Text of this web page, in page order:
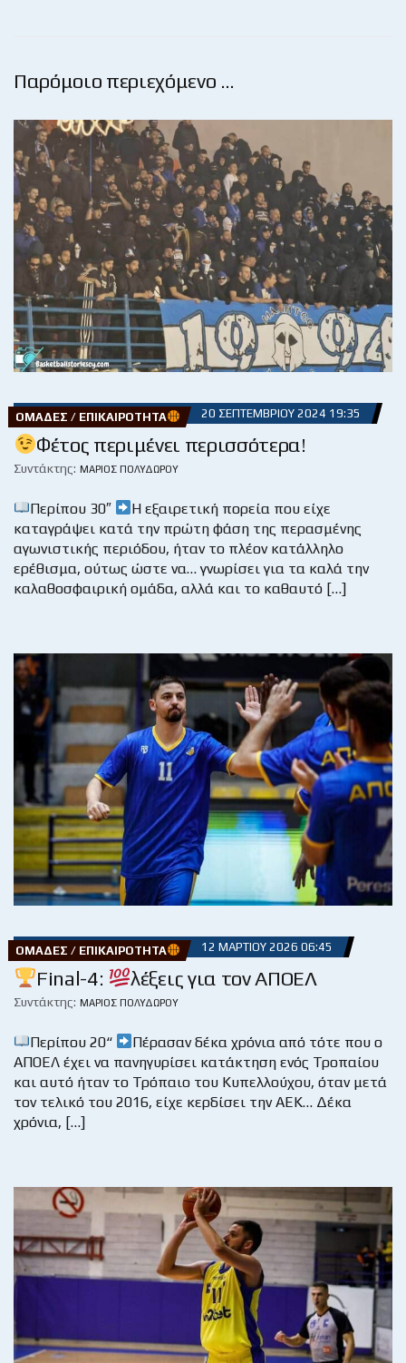
Παρόμοιο περιεχόμενο …
ΟΜΆΔΕΣ / ΕΠΙΚΑΙΡΌΤΗΤΑ 20 ΣΕΠΤΕΜΒΡΊΟΥ 2024 19:35
Φέτος περιμένει περισσότερα!
Συντάκτης: ΜΆΡΙΟΣ ΠΟΛΥΔΏΡΟΥ
Περίπου 30″
Η εξαιρετική πορεία που είχε
καταγράψει κατά την πρώτη φάση της περασμένης
αγωνιστικής περιόδου, ήταν το πλέον κατάλληλο
ερέθισμα, ούτως ώστε να… γνωρίσει για τα καλά την
καλαθοσφαιρική ομάδα, αλλά και το καθαυτό […]
ΟΜΆΔΕΣ / ΕΠΙΚΑΙΡΌΤΗΤΑ 12 ΜΑΡΤΊΟΥ 2026 06:45
Final-4: λέξεις για τον ΑΠΟΕΛ
Συντάκτης: ΜΆΡΙΟΣ ΠΟΛΥΔΏΡΟΥ
Περίπου 20“
Πέρασαν δέκα χρόνια από τότε που ο
ΑΠΟΕΛ έχει να πανηγυρίσει κατάκτηση ενός Τροπαίου
και αυτό ήταν το Τρόπαιο του Κυπελλούχου, όταν μετά
τον τελικό του 2016, είχε κερδίσει την ΑΕΚ… Δέκα
χρόνια, […]